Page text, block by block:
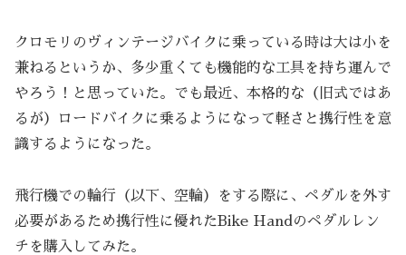
クロモリのヴィンテージバイクに乗っている時は大は小を
兼ねるというか、多少重くても機能的な工具を持ち運んで
やろう！と思っていた。でも最近、本格的な（旧式ではあ
るが）ロードバイクに乗るようになって軽さと携行性を意
識するようになった。
飛行機での輪行（以下、空輪）をする際に、ペダルを外す
必要があるため携行性に優れたBike Handのペダルレン
チを購入してみた。